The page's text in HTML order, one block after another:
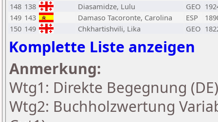
148 138 Diasamidze, Lulu GEO
149 143 Damaso Tacoronte, Carolina ESP
150 149 Chkhartishvili, Lika GEO
Komplette Liste anzeigen
Anmerkung:
Wtg1: Direkte Begegnung (DE)
Wtg2: Buchholzwertung